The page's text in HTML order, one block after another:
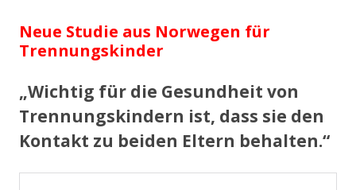
Neue Studie aus Norwegen für
Trennungskinder
„Wichtig für die Gesundheit von
Trennungskindern ist, dass sie den
Kontakt zu beiden Eltern behalten.“